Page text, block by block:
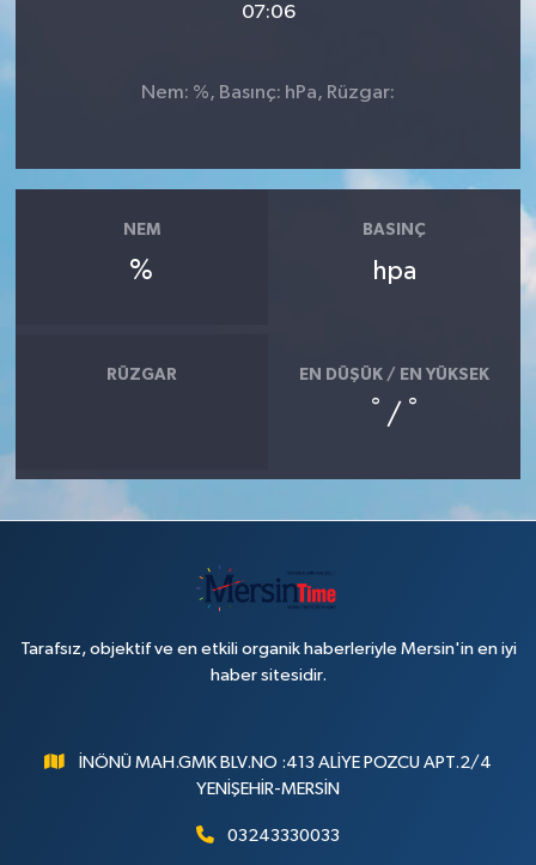
07:06
Nem: %, Basınç: hPa, Rüzgar:
NEM
%
BASINÇ
hpa
RÜZGAR EN DÜŞÜK / EN YÜKSEK
° / °
Tarafsız, objektif ve en etkili organik haberleriyle Mersin'in en iyi
haber sitesidir.
İNÖNÜ MAH.GMK BLV.NO :413 ALİYE POZCU APT.2/4
YENİŞEHİR-MERSİN
03243330033